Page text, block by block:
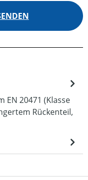
EN 20471 (Klasse
Rückenteil,